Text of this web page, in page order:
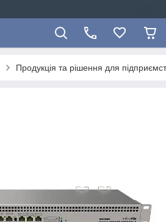
Продукція та рішення для